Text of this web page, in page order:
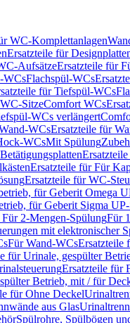
WC-Komplettanlagen
Ersatzteile für
AufsätzeErsatzteile für
WCsFlachspül-WCs
für Tiefspül-WCs
SitzeComfort WCs
WCs verlängert
WCsErsatzteile für
WCsMit Spülung
Betätigungsplatten
Ersatzteile für Für
Ersatzteile für WC-
für Geberit Omega
für Geberit Sigma
2-Mengen-SpülungFür
mit elektronischer
Für Wand-WCsErsatzteile
für Urinale, gespülter
Ersatzteile für
Betrieb, mit / für
für Ohne Deckel
aus Glas
Spülrohre, Spülbögen